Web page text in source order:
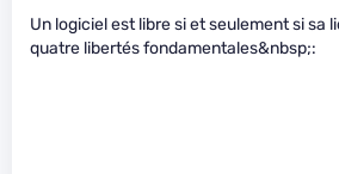
Un logiciel est libre si et seulement si sa
quatre libertés fondamentales&nbsp;: